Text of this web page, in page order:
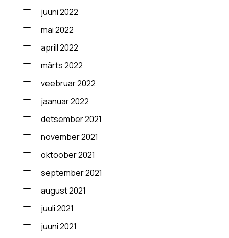
juuni 2022
mai 2022
aprill 2022
märts 2022
veebruar 2022
jaanuar 2022
detsember 2021
november 2021
oktoober 2021
september 2021
august 2021
juuli 2021
juuni 2021